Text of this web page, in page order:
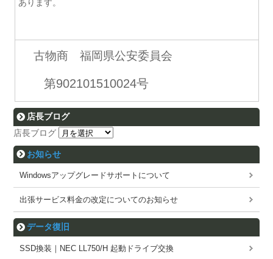
あります。
古物商 福岡県公安委員会
第902101510024号
店長ブログ
店長ブログ
お知らせ
Windowsアップグレードサポートについて
出張サービス料金の改定についてのお知らせ
データ復旧
SSD換装｜NEC LL750/H 起動ドライブ交換